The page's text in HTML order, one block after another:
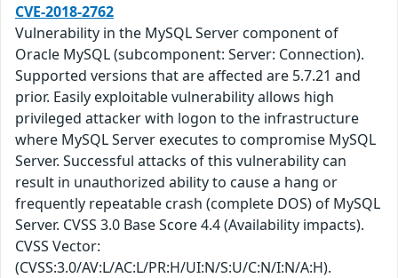
CVE-2018-2762
Vulnerability in the MySQL Server component of
Oracle MySQL (subcomponent: Server: Connection).
Supported versions that are affected are 5.7.21 and
prior. Easily exploitable vulnerability allows high
privileged attacker with logon to the infrastructure
where MySQL Server executes to compromise MySQL
Server. Successful attacks of this vulnerability can
result in unauthorized ability to cause a hang or
frequently repeatable crash (complete DOS) of MySQL
Server. CVSS 3.0 Base Score 4.4 (Availability impacts).
CVSS Vector:
(CVSS:3.0/AV:L/AC:L/PR:H/UI:N/S:U/C:N/I:N/A:H).